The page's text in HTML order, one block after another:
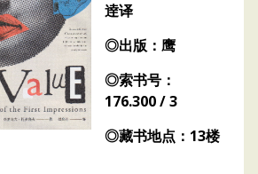
逹译
◎出版：鹰
◎索书号：
176.300 / 3
◎藏书地点：13楼